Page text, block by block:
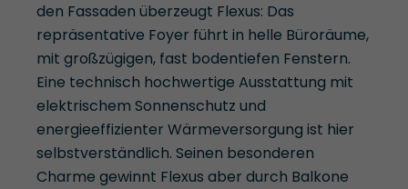
den Fassaden überzeugt Flexus: Das
repräsentative Foyer führt in helle Büroräume,
mit großzügigen, fast bodentiefen Fenstern.
Eine technisch hochwertige Ausstattung mit
elektrischem Sonnenschutz und
energieeffizienter Wärmeversorgung ist hier
selbstverständlich. Seinen besonderen
Charme gewinnt Flexus aber durch Balkone